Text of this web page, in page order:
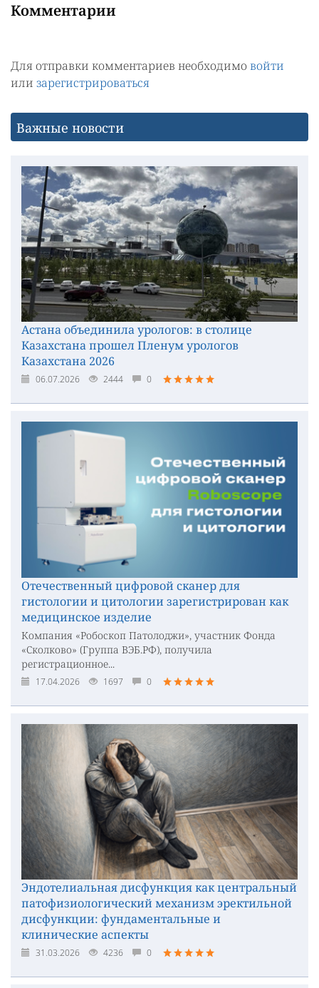
Комментарии
Для отправки комментариев необходимо войти
или зарегистрироваться
Важные новости
Астана объединила урологов: в столице
Казахстана прошел Пленум урологов
Казахстана 2026
06.07.2026 2444 0
Отечественный цифровой сканер для
гистологии и цитологии зарегистрирован как
медицинское изделие
Компания «Робоскоп Патолоджи», участник Фонда
«Сколково» (Группа ВЭБ.РФ), получила
регистрационное...
17.04.2026 1697 0
Эндотелиальная дисфункция как центральный
патофизиологический механизм эректильной
дисфункции: фундаментальные и
клинические аспекты
31.03.2026 4236 0